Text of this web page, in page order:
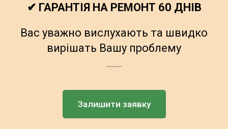
✔ ГАРАНТІЯ НА РЕМОНТ 60 ДНІВ
Вас уважно вислухають та швидко
вирішать Вашу проблему
Залишити заявку